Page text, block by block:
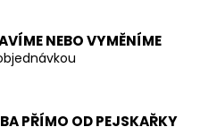
v
k
y
NEBO VYMĚNÍME
PŘÍMO OD PEJSKAŘKY